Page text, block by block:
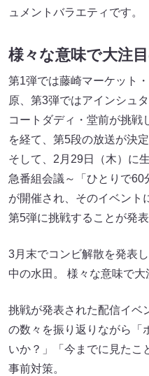
ュメントバラエティです。
様々な意味で大注
第1弾では藤崎マーケット
原、第3弾ではアインシュ
コートダディ・堂前が挑戦
を経て、第5段の放送が決定
そして、2月29日（木）
急番組会議～「ひとりで60
が開催され、そのイベント
第5弾に挑戦することが発表
3月末でコンビ解散を発表
中の水田。 様々な意味で大
挑戦が発表された配信イベ
の数々を振り返りながら「
いか？」「今までに見たこ
事前対策。